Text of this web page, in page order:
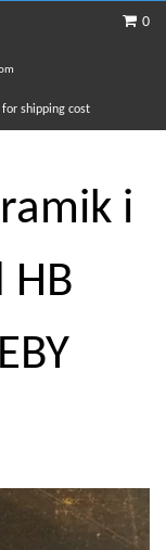
0
shipping cost
i
HB